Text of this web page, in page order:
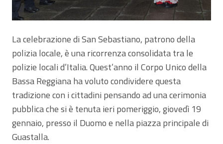
La celebrazione di San Sebastiano, patrono della
polizia locale, è una ricorrenza consolidata tra le
polizie locali d’Italia. Quest’anno il Corpo Unico della
Bassa Reggiana ha voluto condividere questa
tradizione con i cittadini pensando ad una cerimonia
pubblica che si è tenuta ieri pomeriggio, giovedì 19
gennaio, presso il Duomo e nella piazza principale di
Guastalla.